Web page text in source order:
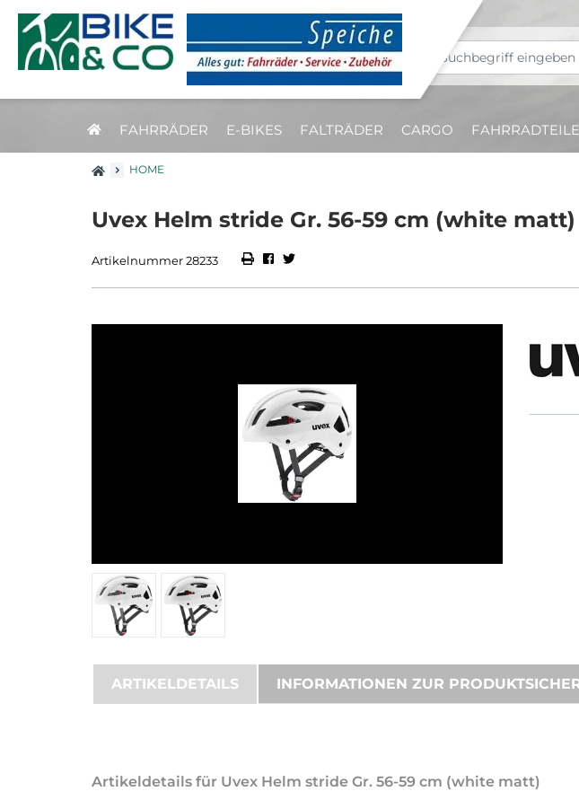
FAHRRÄDER E-BIKES FALTRÄDER CARGO FAHRRADTEILE
HOME
Uvex Helm stride Gr. 56-59 cm (white matt)
Artikelnummer 28233
ARTIKELDETAILS INFORMATIONEN ZUR
Artikeldetails für Uvex Helm stride Gr. 56-59 cm (white matt)